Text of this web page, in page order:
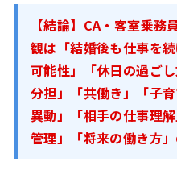
【結論】CA・客室乗
観は「結婚後も仕事を
可能性」「休日の過ご
分担」「共働き」「子
異動」「相手の仕事理
管理」「将来の働き方」